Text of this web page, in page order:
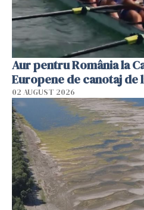
Aur pentru România la
Europene de canotaj de
02 AUGUST 2026